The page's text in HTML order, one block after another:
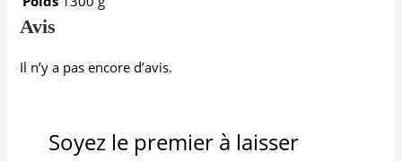
Avis
Il n’y a pas encore d’avis.
Soyez le premier à laisser